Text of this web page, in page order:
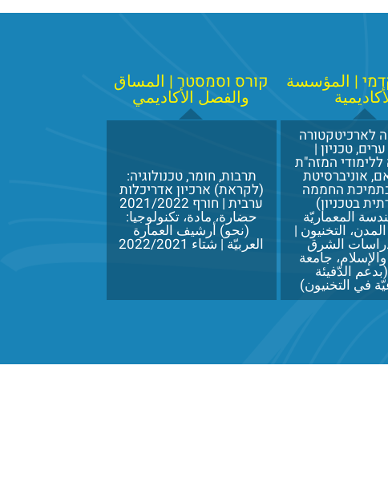
| المؤسسة
לארכיטקטורה
ערים, טכניון |
המזה"ת
אוניברסיטת
החממה
בטכניון)
المعماريّة
التخنيون |
الشرق
جامعة
الدّفيئة
في التخنيون)
קורס וסמסטר | المساق
والفصل الأكاديمي
תרבות, חומר, טכנולוגיה:
(לקראת) ארכיון אדריכלות
ערבית | חורף 2021/2022
حضارة، مادة، تكنولوجيا:
(نحو) أرشيف العمارة
العربيّة | شتاء 2022/2021